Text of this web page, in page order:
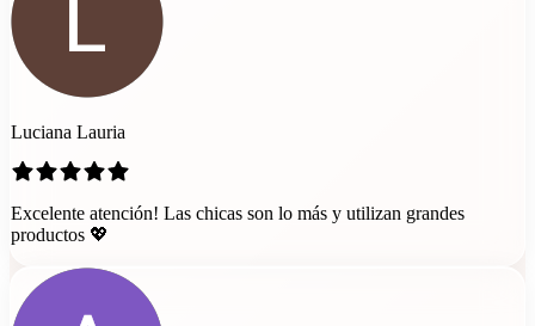
Luciana Lauria
Excelente atención! Las chicas son lo más y utilizan grandes
productos 💖